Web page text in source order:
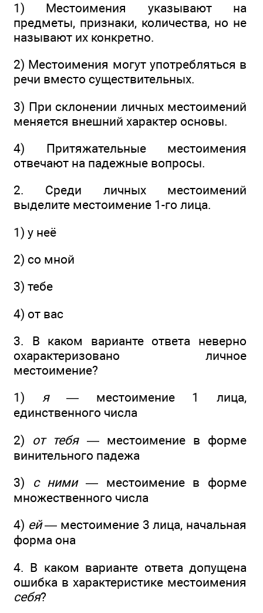
1) Местоимения указывают на
предметы, признаки, количества, но не
называют их конкретно.
2) Местоимения могут употребляться в
речи вместо существительных.
3) При склонении личных местоимений
меняется внешний характер основы.
4) Притяжательные местоимения
отвечают на падежные вопросы.
2. Среди личных местоимений
выделите местоимение 1-го лица.
1) у неё
2) со мной
3) тебе
4) от вас
3. В каком варианте ответа неверно
охарактеризовано личное
местоимение?
1) я— местоимение 1 лица,
единственного числа
2) от тебя— местоимение в форме
винительного падежа
3) с ними— местоимение в форме
множественного числа
4) ей— местоимение 3 лица, начальная
форма она
4. В каком варианте ответа допущена
ошибка в характеристике местоимения
себя?